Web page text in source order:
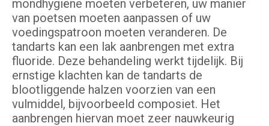
mondhygiëne moeten verbeteren, uw manier
van poetsen moeten aanpassen of uw
voedingspatroon moeten veranderen. De
tandarts kan een lak aanbrengen met extra
fluoride. Deze behandeling werkt tijdelijk. Bij
ernstige klachten kan de tandarts de
blootliggende halzen voorzien van een
vulmiddel, bijvoorbeeld composiet. Het
aanbrengen hiervan moet zeer nauwkeurig